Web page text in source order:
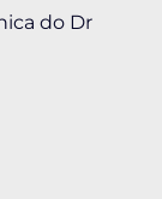
do Dr